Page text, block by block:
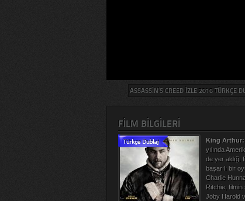
ASSASSIN’S CREED IZLE 2016 TÜRKÇE
FILM BILGILERI
King Arthur:
yılında
de yer aldığı
başarılı bir
Charlie
Ritchie, filmin
Joby Harold